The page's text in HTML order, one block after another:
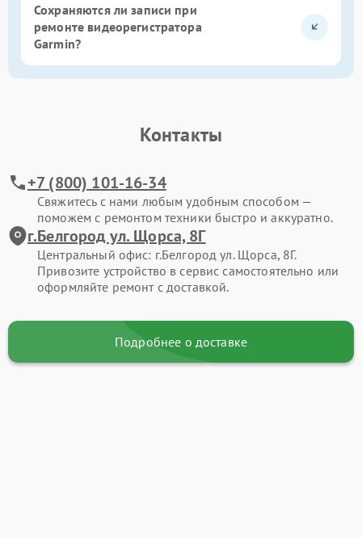
Сохраняются ли записи при
ремонте видеорегистратора
Garmin?
Контакты
+7 (800) 101-16-34
Свяжитесь с нами любым удобным способом —
поможем с ремонтом техники быстро и аккуратно.
г.Белгород ул. Щорса, 8Г
Центральный офис: г.Белгород ул. Щорса, 8Г.
Привозите устройство в сервис самостоятельно или
оформляйте ремонт с доставкой.
Подробнее о доставке